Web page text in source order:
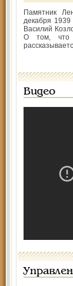
Памятник
декабря 1939
Василий
О том, что
Видео